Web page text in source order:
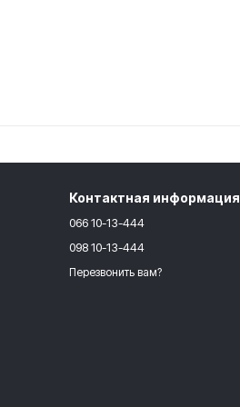
Контактная информация
066 10-13-444
098 10-13-444
Перезвонить вам?